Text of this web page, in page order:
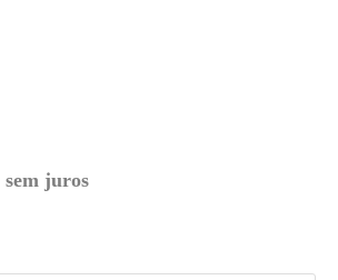
sem juros